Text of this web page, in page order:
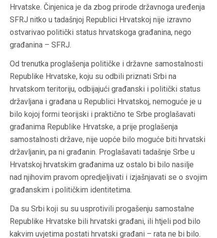
Hrvatske. Činjenica je da zbog prirode državnoga uređenja
SFRJ nitko u tadašnjoj Republici Hrvatskoj nije izravno
ostvarivao politički status hrvatskoga građanina, nego
građanina – SFRJ.
Od trenutka proglašenja političke i državne samostalnosti
Republike Hrvatske, koju su odbili priznati Srbi na
hrvatskom teritoriju, odbijajući građanski i politički status
državljana i građana u Republici Hrvatskoj, nemoguće je u
bilo kojoj formi teorijski i praktično te Srbe proglašavati
građanima Republike Hrvatske, a prije proglašenja
samostalnosti države, nije uopće bilo moguće biti hrvatski
državljanin, pa ni građanin. Proglašavati tadašnje Srbe u
Hrvatskoj hrvatskim građanima uz ostalo bi bilo nasilje
nad njihovim pravom opredjeljivati i izjašnjavati se o svojim
građanskim i političkim identitetima.
Da su Srbi koji su su usprotivili progašenju samostalne
Republike Hrvatske bili hrvatski građani, ili htjeli pod bilo
kakvim uvjetima postati hrvatski građani – rata ne bi bilo.